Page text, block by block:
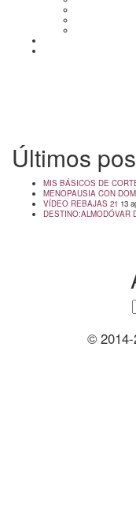
Últimos
MIS BÁSICOS DE
MENOPAUSIA CON
VÍDEO REBAJAS 21 13
DESTINO:ALMODÓVAR
© 2014-